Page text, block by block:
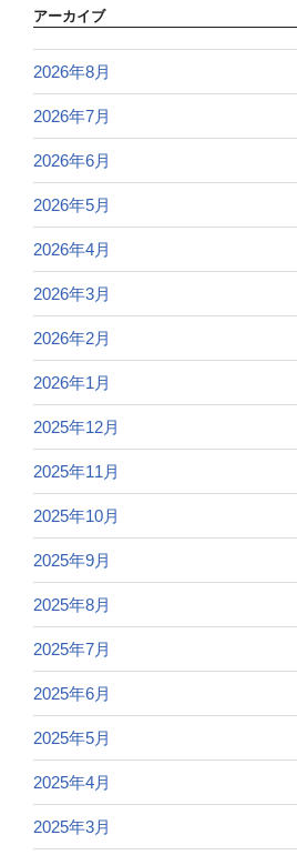
アーカイブ
2026年8月
2026年7月
2026年6月
2026年5月
2026年4月
2026年3月
2026年2月
2026年1月
2025年12月
2025年11月
2025年10月
2025年9月
2025年8月
2025年7月
2025年6月
2025年5月
2025年4月
2025年3月